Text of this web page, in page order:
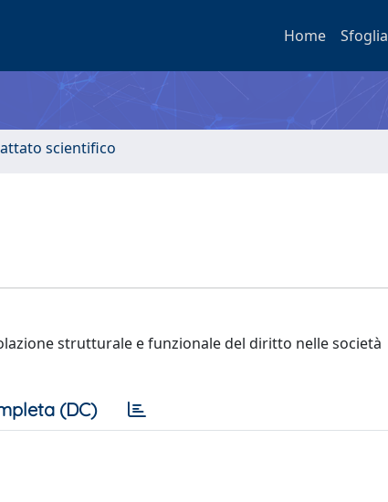
Home Sfoglia
scientifico
strutturale e funzionale del diritto nelle società
(DC)